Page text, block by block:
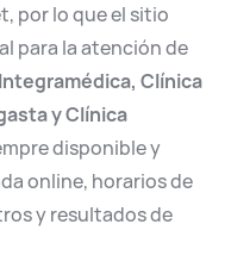
por lo que el sitio
para la atención de
Integramédica, Clínica
y Clínica
disponible y
online, horarios de
y resultados de